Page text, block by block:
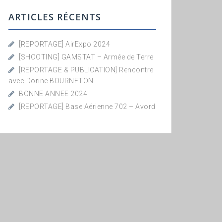
ARTICLES RÉCENTS
[REPORTAGE] AirExpo 2024
[SHOOTING] GAMSTAT – Armée de Terre
[REPORTAGE & PUBLICATION] Rencontre
avec Dorine BOURNETON
BONNE ANNEE 2024
[REPORTAGE] Base Aérienne 702 – Avord